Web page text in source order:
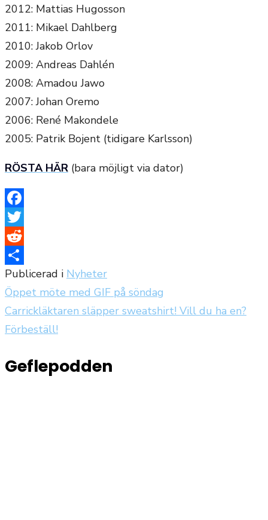
2012: Mattias Hugosson
2011: Mikael Dahlberg
2010: Jakob Orlov
2009: Andreas Dahlén
2008: Amadou Jawo
2007: Johan Oremo
2006: René Makondele
2005: Patrik Bojent (tidigare Karlsson)
RÖSTA HÄR (bara möjligt via dator)
Facebook
Twitter
Reddit
Dela
Publicerad i Nyheter
Inläggsnavigering
Öppet möte med GIF på söndag
Carrickläktaren släpper sweatshirt! Vill du ha en?
Förbeställ!
Geflepodden